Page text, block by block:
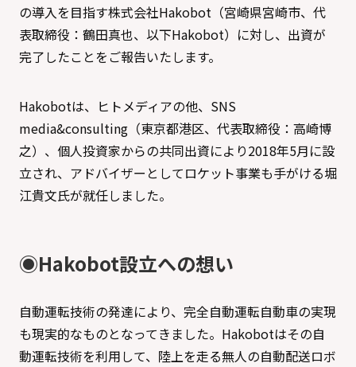
の導入を目指す株式会社Hakobot（宮崎県宮崎市、代
表取締役：鶴田真也、以下Hakobot）に対し、出資が
完了したことをご報告いたします。
Hakobotは、ヒトメディアの他、SNS
media&consulting（東京都港区、代表取締役：高崎博
之）、個人投資家からの共同出資により2018年5月に設
立され、アドバイザーとしてロケット事業も手がける堀
江貴文氏が就任しました。
◉Hakobot設立への想い
自動運転技術の発達により、完全自動運転自動車の実現
も現実的なものとなってきました。Hakobotはその自
動運転技術を利用して、陸上を走る無人の自動配送ロボ